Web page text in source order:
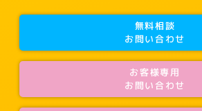
無料相談
お問い合わせ
お客様専用
お問い合わせ